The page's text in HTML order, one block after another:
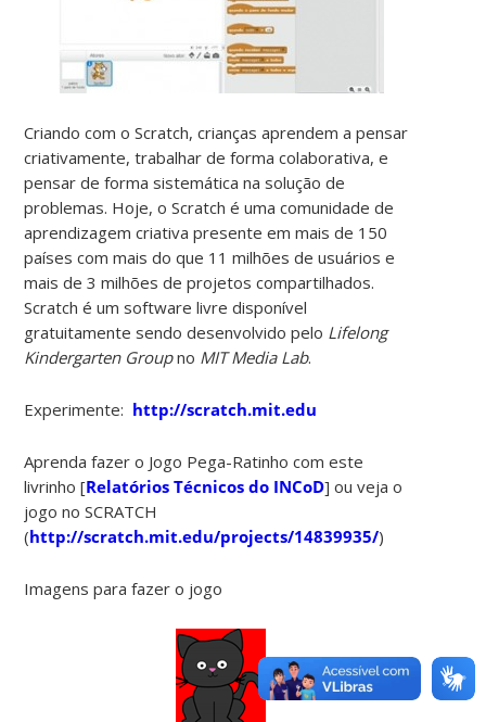
Criando com o Scratch, crianças aprendem a pensar
criativamente, trabalhar de forma colaborativa, e
pensar de forma sistemática na solução de
problemas. Hoje, o Scratch é uma comunidade de
aprendizagem criativa presente em mais de 150
países com mais do que 11 milhões de usuários e
mais de 3 milhões de projetos compartilhados.
Scratch é um software livre disponível
gratuitamente sendo desenvolvido pelo Lifelong
Kindergarten Groupno MIT Media Lab.
Experimente: http://scratch.mit.edu
Aprenda fazer o Jogo Pega-Ratinho com este
livrinho [Relatórios Técnicos do INCoD] ou veja o
jogo no SCRATCH
(http://scratch.mit.edu/projects/14839935/)
Imagens para fazer o jogo